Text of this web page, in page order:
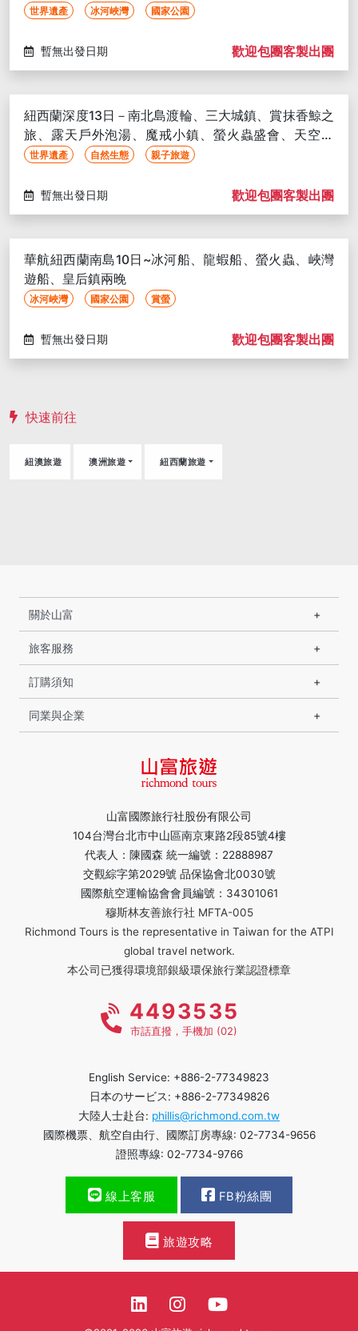
快速前往
紐澳旅遊 澳洲旅遊 紐西蘭旅遊
旅、毛利歌舞表演
世界遺產 冰河峽灣 國家公園
暫無出發日期 歡迎包團客製出團
紐西蘭深度13日－南北島渡輪、三大城鎮、賞抹香鯨之
旅、露天戶外泡湯、魔戒小鎮、螢火蟲盛會、天空之
城、毛利歌舞秀
世界遺產 自然生態 親子旅遊
暫無出發日期 歡迎包團客製出團
華航紐西蘭南島10日~冰河船、龍蝦船、螢火蟲、峽灣
遊船、皇后鎮兩晚
冰河峽灣 國家公園 賞螢
暫無出發日期 歡迎包團客製出團
山富國際旅行社股份有限公司
104台灣台北市中山區南京東路2段85號4樓
代表人：陳國森 統一編號：22888987
交觀綜字第2029號 品保協會北0030號
國際航空運輸協會會員編號：34301061
穆斯林友善旅行社 MFTA-005
Richmond Tours is the representative in Taiwan for the ATPI
global travel network.
本公司已獲得環境部銀級環保旅行業認證標章
關於山富
旅客服務
訂購須知
同業與企業
4493535
市話直撥，手機加 (02)
English Service: +886-2-77349823
日本のサービス: +886-2-77349826
大陸人士赴台: phillis@richmond.com.tw
國際機票、航空自由行、國際訂房專線: 02-7734-9656
證照專線: 02-7734-9766
線上客服 FB粉絲團
旅遊攻略